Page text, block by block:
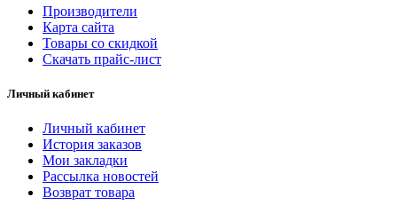
Производители
Карта сайта
Товары со скидкой
Скачать прайс-лист
Личный кабинет
Личный кабинет
История заказов
Мои закладки
Рассылка новостей
Возврат товара